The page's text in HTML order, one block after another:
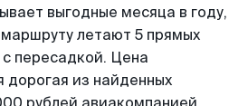
выгодные месяца в году,
летают 5 прямых
пересадкой. Цена
дорогая из найденных